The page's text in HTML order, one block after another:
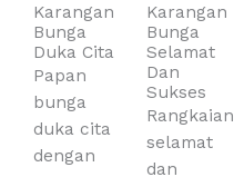
Karangan
Bunga
Duka Cita
Papan
bunga
duka cita
dengan
Karangan
Bunga
Selamat
Dan
Sukses
Rangkaian
selamat
dan